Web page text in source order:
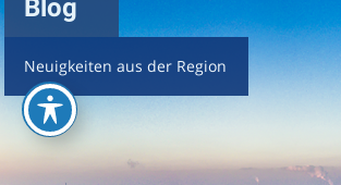
Blog
Neuigkeiten aus der Region